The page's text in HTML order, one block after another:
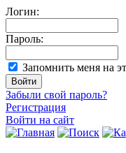
Логин:
Пароль:
Запомнить меня на
Забыли свой пароль?
Регистрация
Войти на сайт